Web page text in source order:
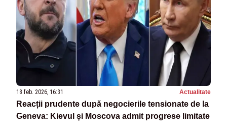
18 feb. 2026, 16:31 Actualitate
Reacții prudente după negocierile tensionate de la
Geneva: Kievul și Moscova admit progrese limitate